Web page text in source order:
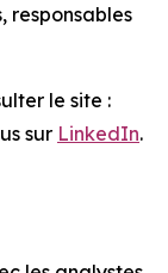
responsables
le site :
sur LinkedIn.